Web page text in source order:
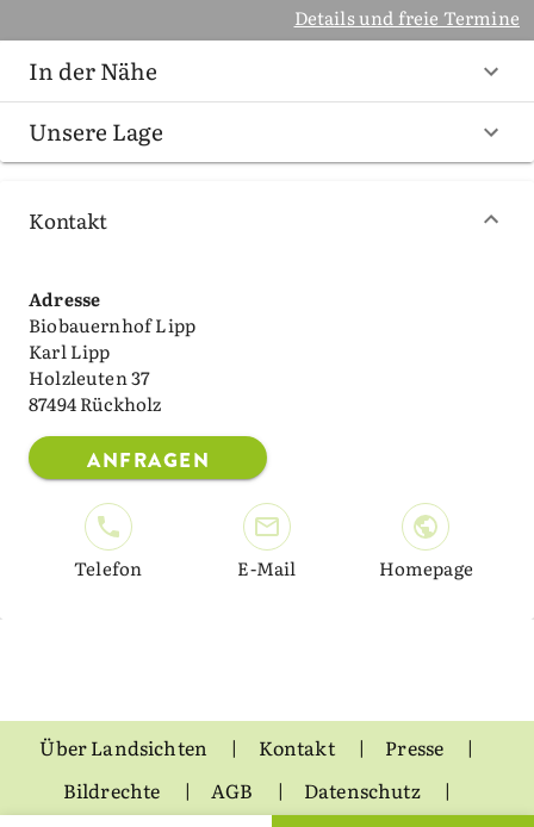
Details und freie Termine
In der Nähe
Unsere Lage
Kontakt
Adresse
Biobauernhof Lipp
Karl Lipp
Holzleuten 37
87494 Rückholz
ANFRAGEN
Telefon E-Mail Homepage
Über Landsichten Kontakt
Presse
Bildrechte
AGB
Datenschutz